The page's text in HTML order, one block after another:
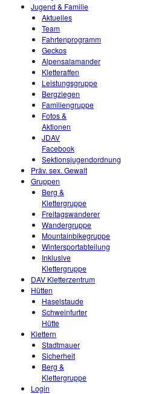
Jugend & Familie
Aktuelles
Team
Fahrtenprogramm
Geckos
Alpensalamander
Kletteraffen
Leistungsgruppe
Bergziegen
Familiengruppe
Fotos &
Aktionen
JDAV
Facebook
Sektionsjugendordnung
Präv. sex. Gewalt
Gruppen
Berg &
Klettergruppe
Freitagswanderer
Wandergruppe
Mountainbikegruppe
Wintersportabteilung
Inklusive
Klettergruppe
DAV Kletterzentrum
Hütten
Haselstaude
Schweinfurter
Hütte
Klettern
Stadtmauer
Sicherheit
Berg &
Klettergruppe
Login